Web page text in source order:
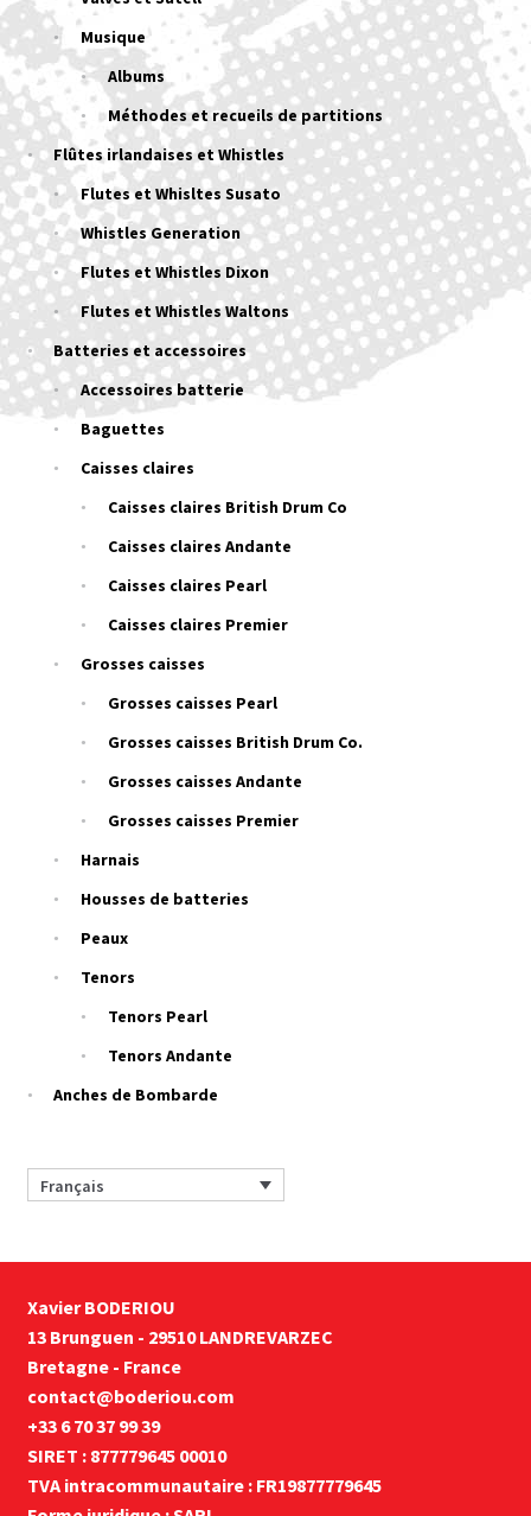
Musique
Albums
Méthodes et recueils de partitions
Flûtes irlandaises et Whistles
Flutes et Whisltes Susato
Whistles Generation
Flutes et Whistles Dixon
Flutes et Whistles Waltons
Batteries et accessoires
Accessoires batterie
Baguettes
Caisses claires
Caisses claires British Drum Co
Caisses claires Andante
Caisses claires Pearl
Caisses claires Premier
Grosses caisses
Grosses caisses Pearl
Grosses caisses British Drum Co.
Grosses caisses Andante
Grosses caisses Premier
Harnais
Housses de batteries
Peaux
Tenors
Tenors Pearl
Tenors Andante
Anches de Bombarde
Français
Xavier BODERIOU
13 Brunguen - 29510 LANDREVARZEC
Bretagne - France
contact@boderiou.com
+33 6 70 37 99 39
SIRET : 877779645 00010
TVA intracommunautaire : FR19877779645